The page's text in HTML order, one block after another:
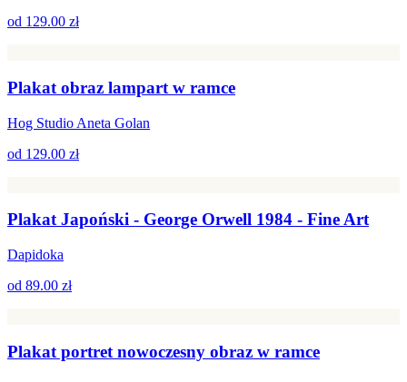
od 129.00 zł
Plakat obraz lampart w ramce
Hog Studio Aneta Golan
od 129.00 zł
Plakat Japoński - George Orwell 1984 - Fine Art
Dapidoka
od 89.00 zł
Plakat portret nowoczesny obraz w ramce